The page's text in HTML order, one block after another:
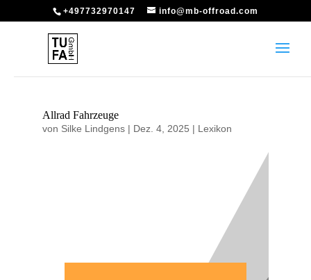
+497732970147 info@mb-offroad.com
Allrad Fahrzeuge
von Silke Lindgens| Dez. 4, 2025 | Lexikon